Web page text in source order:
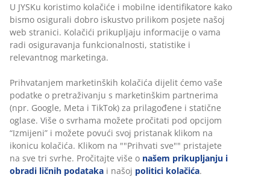
U JYSKu koristimo kolačiće i mobilne identifikatore kako
bismo osigurali dobro iskustvo prilikom posjete našoj
web stranici. Kolačići prikupljaju informacije o vama
radi osiguravanja funkcionalnosti, statistike i
relevantnog marketinga.
Prihvatanjem marketinških kolačića dijelit ćemo vaše
podatke o pretraživanju s marketinškim partnerima
(npr. Google, Meta i TikTok) za prilagođene i statične
oglase. Više o svrhama možete pročitati pod opcijom
“Izmijeni” i možete povući svoj pristanak klikom na
ikonicu kolačića. Klikom na ""Prihvati sve"" pristajete
na sve tri svrhe. Pročitajte više o našem prikupljanju i
obradi ličnih podataka i našoj politici kolačića.